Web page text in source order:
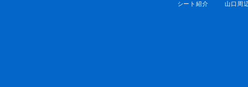
シート紹介
山口周